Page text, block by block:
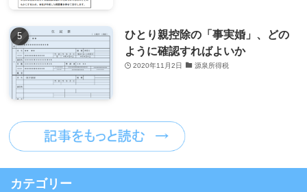
ひとり親控除の「事実婚」、どの
ように確認すればよいか
2020年11月2日 源泉所得税
カテゴリー